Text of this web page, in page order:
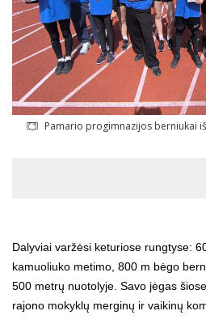
Pamario progimnazijos berniukai
Dalyviai varžėsi keturiose rungtyse:
kamuoliuko metimo, 800 m bėgo
500 metrų nuotolyje. Savo jėgas
rajono mokyklų merginų ir vaikinų